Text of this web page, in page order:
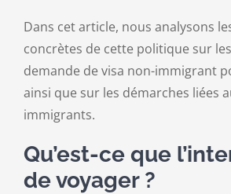
Dans cet article, nous analysons
concrètes de cette politique sur
demande de visa non-immigrant
ainsi que sur les démarches liées
immigrants.
Qu’est-ce que
de voyager ?